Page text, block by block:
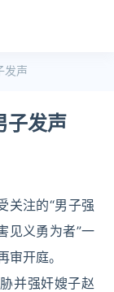
发声
子发声
关注的“男子强
见义勇为者”一
开庭。
并强奸嫂子赵